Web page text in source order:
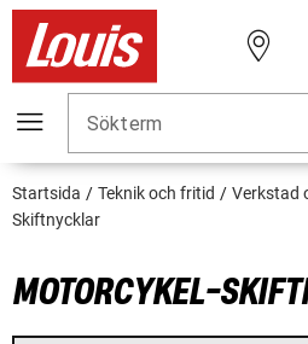
Sökterm
Startsida Teknik och fritid Verkstad
Skiftnycklar
MOTORCYKEL-